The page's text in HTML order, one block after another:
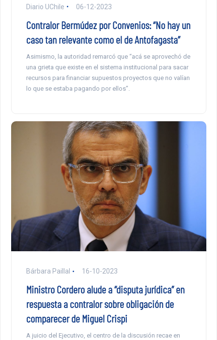
Diario UChile 06-12-2023
Contralor Bermúdez por Convenios: “No hay un
caso tan relevante como el de Antofagasta”
Asimismo, la autoridad remarcó que “acá se aprovechó de
una grieta que existe en el sistema institucional para sacar
recursos para financiar supuestos proyectos que no valían
lo que se estaba pagando por ellos”.
Bárbara Paillal 16-10-2023
Ministro Cordero alude a “disputa jurídica” en
respuesta a contralor sobre obligación de
comparecer de Miguel Crispi
A juicio del Ejecutivo, el centro de la discusión recae en